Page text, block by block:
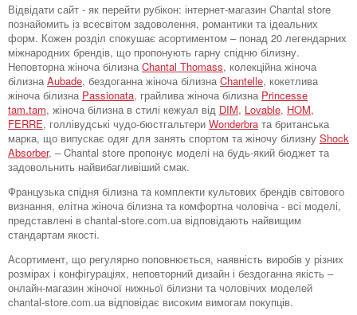
Відвідати сайт - як перейти рубікон: інтернет-магазин Chantal store
познайомить із всесвітом задоволення, романтики та ідеальних
форм. Кожен розділ спокушає асортиментом – понад 20 легендарних
міжнародних брендів, що пропонують гарну спідню білизну.
Неповторна жіноча білизна Chantal Thomass, колекційна жіноча
білизна Aubade, бездоганна жіноча білизна Chantelle, кокетлива
жіноча білизна Passionata, грайлива жіноча білизна Princesse
tam.tam, жіноча білизна в стилі кежуал від DIM, Lovable, HOM,
FERRE, голлівудські чудо-бюстгальтери Wonderbra та британська
марка, що випускає одяг для занять спортом та жіночу білизну Shock
Absorber, – Chantal store пропонує моделі на будь-який бюджет та
задовольнить найвибагливіший смак.
Французька спідня білизна та комплекти культових брендів світового
визнання, елітна жіноча білизна та комфортна чоловіча - всі моделі,
представлені в chantal-store.com.ua відповідають найвищим
стандартам якості.
Асортимент, що регулярно поповнюється, наявність виробів у різних
розмірах і конфігураціях, неповторний дизайн і бездоганна якість –
онлайн-магазин жіночої нижньої білизни та чоловічих моделей
chantal-store.com.ua відповідає високим вимогам покупців.